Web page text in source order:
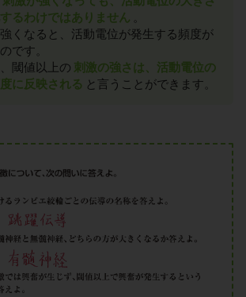
るわけではありません
くなると、活動電位が発生する頻度が
です。
閾値以上の 刺激の強さは、活動電位の
に反映される と言うことができます。